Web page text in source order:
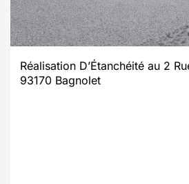
Réalisation D’Étanchéité au 2
93170 Bagnolet